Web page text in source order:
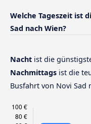
Welche Tageszeit ist
Sad nach Wien?
Nacht ist die
Nachmittags ist die
Busfahrt von Novi Sad